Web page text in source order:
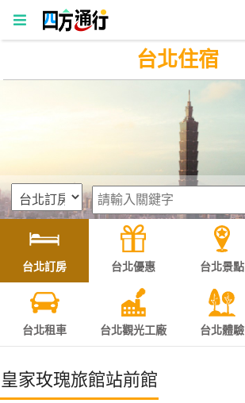
四
房
灣
訂
房
直接跟飯店訂房HOT
特
台北住宿
台北訂房 台北優惠 台北景點
台北租車 台北觀光工廠 台北體驗
皇家玫瑰旅館站前館